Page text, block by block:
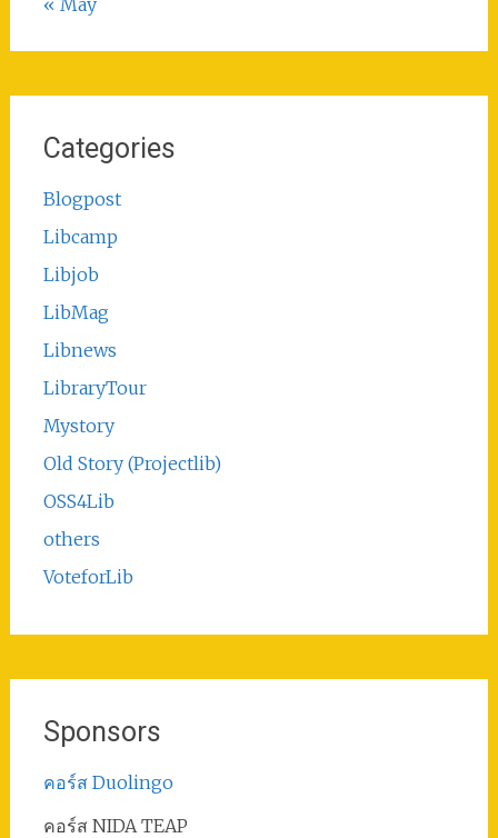
Categories
Blogpost
Libcamp
Libjob
LibMag
Libnews
LibraryTour
Mystory
Old Story (Projectlib)
OSS4Lib
others
VoteforLib
Sponsors
คอร์ส Duolingo
คอร์ส NIDA TEAP